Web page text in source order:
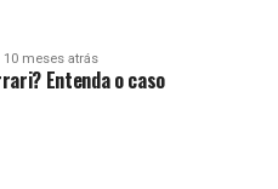
10 meses atrás
Entenda o caso